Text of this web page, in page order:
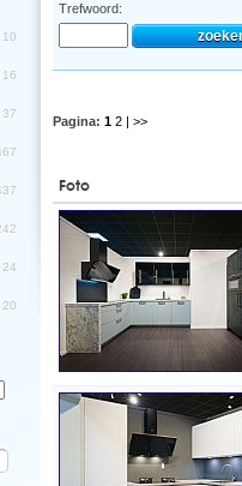
10
16
37
24
20
Trefwoord:
Pagina: 1 2 | >>
Foto